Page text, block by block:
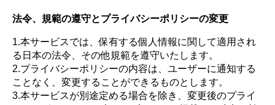
法令、規範の遵守とプライバシーポリシーの変更
1.本サービスでは、保有する個人情報に関して適用され
る日本の法令、その他規範を遵守いたします。
2.プライバシーポリシーの内容は、ユーザーに通知する
ことなく、変更することができるものとします。
3.本サービスが別途定める場合を除き、変更後のプライ